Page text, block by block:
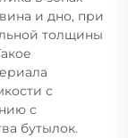
и дно, при
толщины
с
с
бутылок.